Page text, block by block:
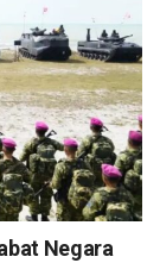
Negara